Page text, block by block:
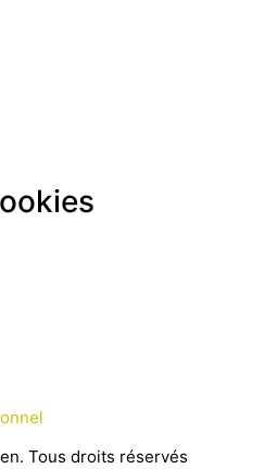
Tous droits réservés